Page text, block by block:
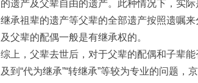
的遗产及父辈自由的遗产。此种情况下，实
继承祖辈的遗产等父辈的全部遗产按照遗嘱
及父辈的配偶一般是有继承权的。
综上，父辈去世后，对于父辈的配偶和子辈
及到“代为继承”“转继承”等较为专业的问题，